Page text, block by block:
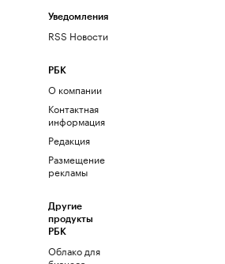
Уведомления
RSS Новости
РБК
О компании
Контактная
информация
Редакция
Размещение
рекламы
Другие
продукты
РБК
Облако для